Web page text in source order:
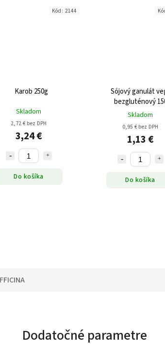
Karob 250g
Skladom
2,72 € bez DPH
3,24 €
Do košíka
Kód: 2144
Sójový ganulát
bezgluténový
Skladom
0,95 € bez DPH
1,13 €
Do košíka
Dodatočné parametre